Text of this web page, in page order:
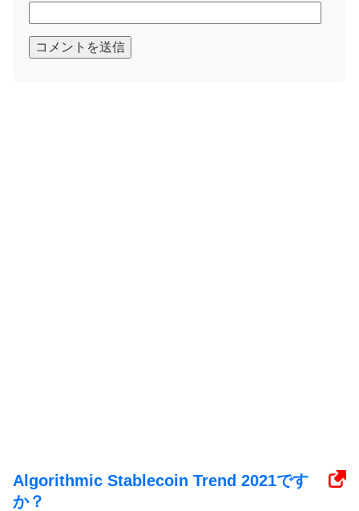
コメントを送信
Algorithmic Stablecoin Trend 2021です
か？